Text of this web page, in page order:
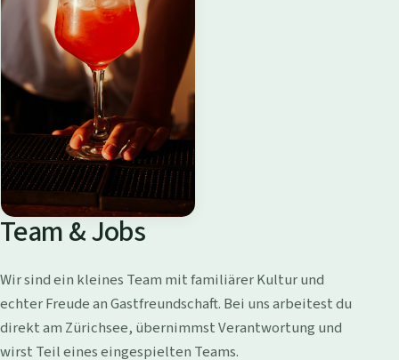
Team & Jobs
Wir sind ein kleines Team mit familiärer Kultur und
echter Freude an Gastfreundschaft. Bei uns arbeitest du
direkt am Zürichsee, übernimmst Verantwortung und
wirst Teil eines eingespielten Teams.